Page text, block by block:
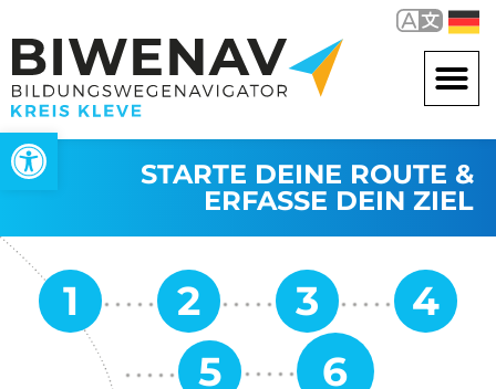
Werkzeugleiste öffnen
STARTE DEINE ROUTE &
ERFASSE DEIN ZIEL